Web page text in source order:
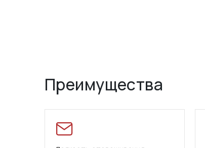
Преимущества